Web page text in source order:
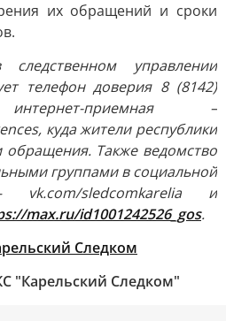
их обращений и сроки
управлении
телефон доверия 8 (8142)
приемная –
куда жители республики
обращения. Также ведомство
группами в социальной
sledcomkarelia и
max.ru/id1001242526_gos.
Следком
"Карельский Следком"